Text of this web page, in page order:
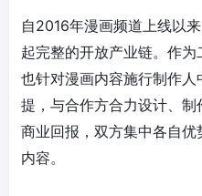
自2016年漫画频道上线以
起完整的开放产业链。作
也针对漫画内容施行制作
提，与合作方合力设计、
商业回报，双方集中各自
内容。